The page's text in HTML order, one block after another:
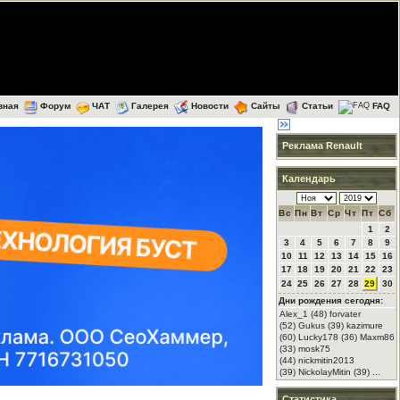
Форум ЧАТ Галерея Новости Сайты Статьи FAQ
Реклама Renault
Календарь
Вс Пн Вт Ср Чт Пт Сб
1
2
3
4 5 6 7 8
9
10
11 12 13 14 15
16
17 18 19 20 21 22
23
24 25 26 27 28 29
30
Дни рождения сегодня:
Alex_1 (48) forvater
(52) Gukus (39) kazimure
(60) Lucky178 (36) Maxm86
(33) mosk75
(44) nickmitin2013
(39) NickolayMitin (39) ...